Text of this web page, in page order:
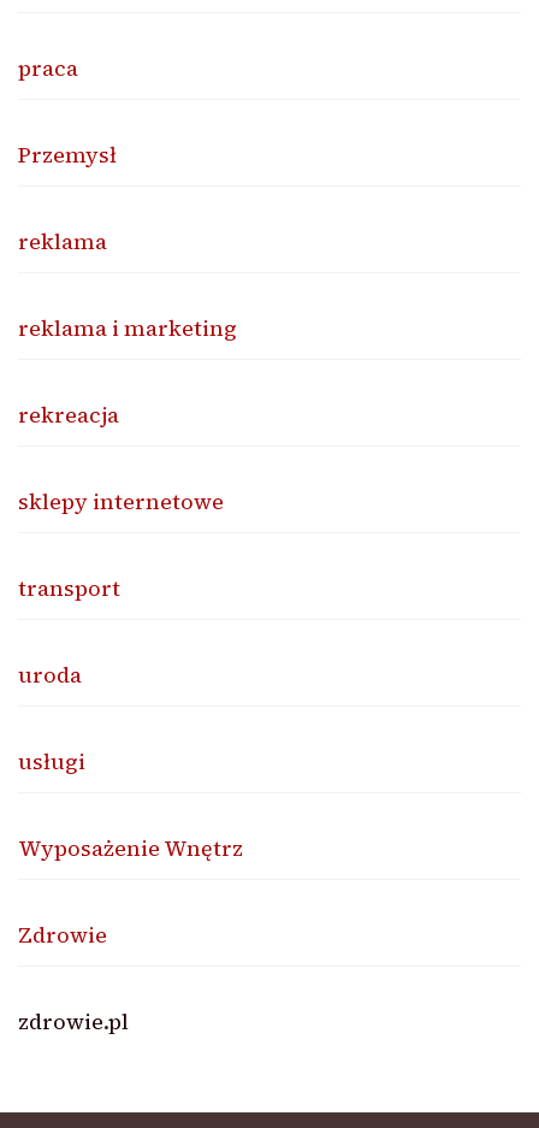
praca
Przemysł
reklama
reklama i marketing
rekreacja
sklepy internetowe
transport
uroda
usługi
Wyposażenie Wnętrz
Zdrowie
zdrowie.pl